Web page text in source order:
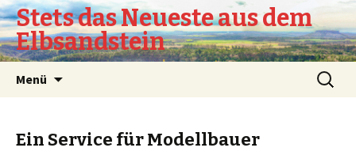
Stets das Neueste aus dem
Elbsandstein
Menü
Suchen
nach:
Ein Service für Modellbauer